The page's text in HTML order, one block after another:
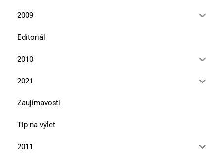
2009
Editoriál
2010
2021
Zaujímavosti
Tip na výlet
2011